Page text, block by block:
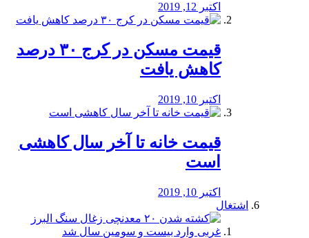
اکتبر 12, 2019
️قیمت مسکن در کرج ۳۰ درصد
کاهش یافت
اکتبر 10, 2019
قیمت خانه تا آخر سال کاهشی
است
اکتبر 10, 2019
اشتغال